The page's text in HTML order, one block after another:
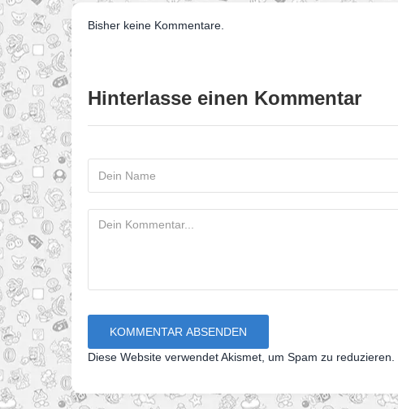
Bisher keine Kommentare.
Hinterlasse einen Kommentar
Diese Website verwendet Akismet, um Spam zu reduzieren.